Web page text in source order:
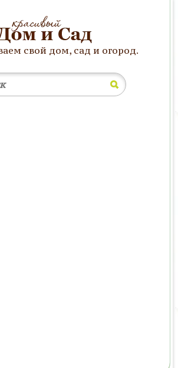
свой дом, сад и огород.